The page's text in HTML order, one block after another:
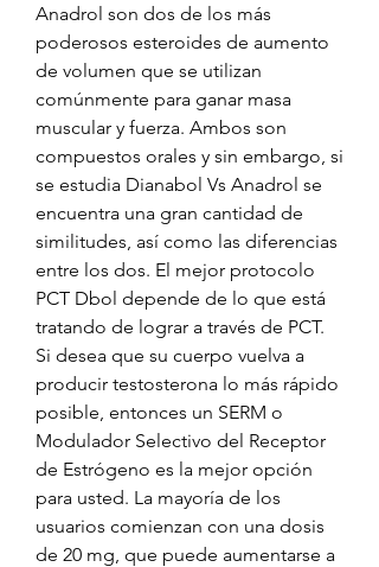
Anadrol son dos de los más
poderosos esteroides de aumento
de volumen que se utilizan
comúnmente para ganar masa
muscular y fuerza. Ambos son
compuestos orales y sin embargo, si
se estudia Dianabol Vs Anadrol se
encuentra una gran cantidad de
similitudes, así como las diferencias
entre los dos. El mejor protocolo
PCT Dbol depende de lo que está
tratando de lograr a través de PCT.
Si desea que su cuerpo vuelva a
producir testosterona lo más rápido
posible, entonces un SERM o
Modulador Selectivo del Receptor
de Estrógeno es la mejor opción
para usted. La mayoría de los
usuarios comienzan con una dosis
de 20 mg, que puede aumentarse a